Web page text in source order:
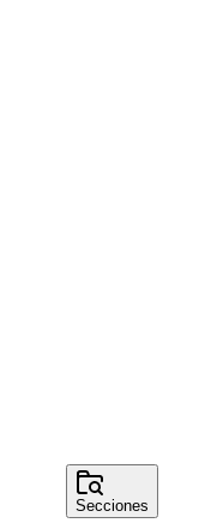
Secciones